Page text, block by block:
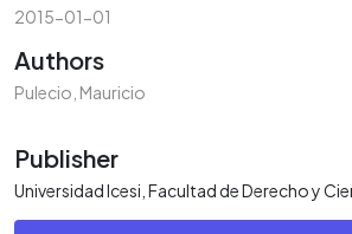
2015-01-01
Authors
Pulecio, Mauricio
Publisher
Universidad Icesi, Facultad de Derecho y